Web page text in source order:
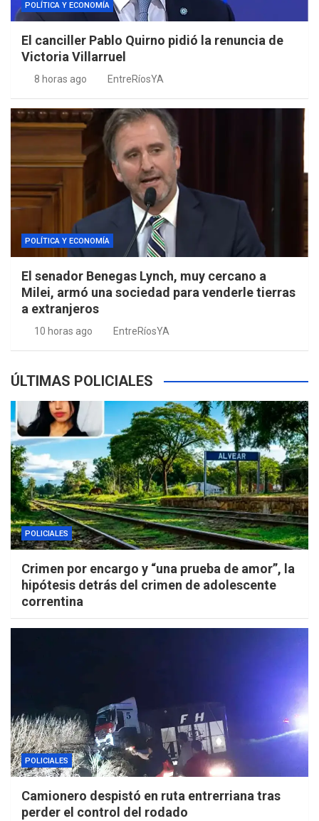
POLÍTICA Y ECONOMÍA
El canciller Pablo Quirno pidió la renuncia de
Victoria Villarruel
8 horas ago EntreRíosYA
POLÍTICA Y ECONOMÍA
El senador Benegas Lynch, muy cercano a
Milei, armó una sociedad para venderle tierras
a extranjeros
10 horas ago EntreRíosYA
ÚLTIMAS POLICIALES
POLICIALES
Crimen por encargo y “una prueba de amor”, la
hipótesis detrás del crimen de adolescente
correntina
POLICIALES
Camionero despistó en ruta entrerriana tras
perder el control del rodado